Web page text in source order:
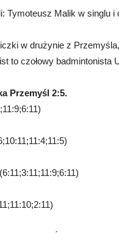
Tymoteusz Malik w singlu
w drużynie z
to czołowy badmintonista
Przemyśl 2:5.